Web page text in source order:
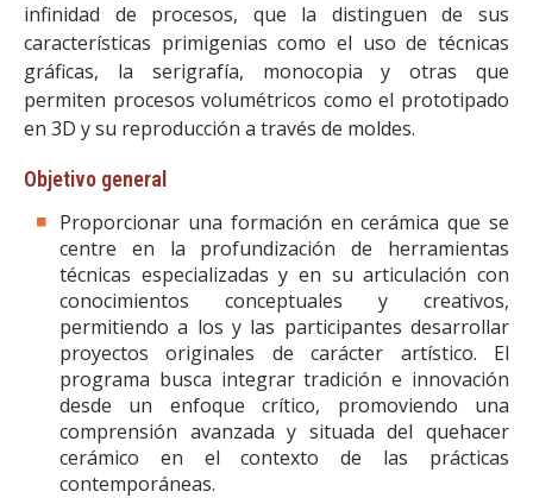
infinidad de procesos, que la distinguen de sus
características primigenias como el uso de técnicas
gráficas, la serigrafía, monocopia y otras que
permiten procesos volumétricos como el prototipado
en 3D y su reproducción a través de moldes.
Objetivo general
Proporcionar una formación en cerámica que se
centre en la profundización de herramientas
técnicas especializadas y en su articulación con
conocimientos conceptuales y creativos,
permitiendo a los y las participantes desarrollar
proyectos originales de carácter artístico. El
programa busca integrar tradición e innovación
desde un enfoque crítico, promoviendo una
comprensión avanzada y situada del quehacer
cerámico en el contexto de las prácticas
contemporáneas.